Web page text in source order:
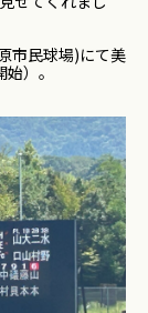
市民球場)にて美
）。